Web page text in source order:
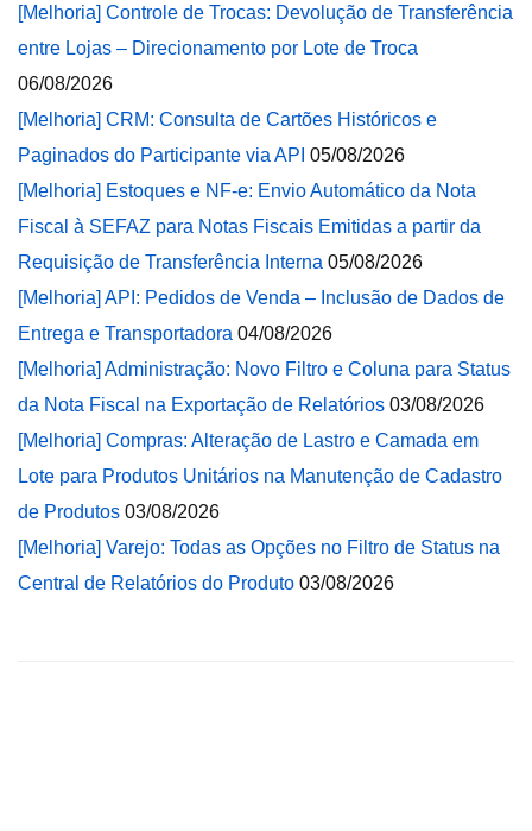
[Melhoria] Controle de Trocas: Devolução de Transferência
entre Lojas – Direcionamento por Lote de Troca
06/08/2026
[Melhoria] CRM: Consulta de Cartões Históricos e
Paginados do Participante via API 05/08/2026
[Melhoria] Estoques e NF-e: Envio Automático da Nota
Fiscal à SEFAZ para Notas Fiscais Emitidas a partir da
Requisição de Transferência Interna 05/08/2026
[Melhoria] API: Pedidos de Venda – Inclusão de Dados de
Entrega e Transportadora 04/08/2026
[Melhoria] Administração: Novo Filtro e Coluna para Status
da Nota Fiscal na Exportação de Relatórios 03/08/2026
[Melhoria] Compras: Alteração de Lastro e Camada em
Lote para Produtos Unitários na Manutenção de Cadastro
de Produtos 03/08/2026
[Melhoria] Varejo: Todas as Opções no Filtro de Status na
Central de Relatórios do Produto 03/08/2026